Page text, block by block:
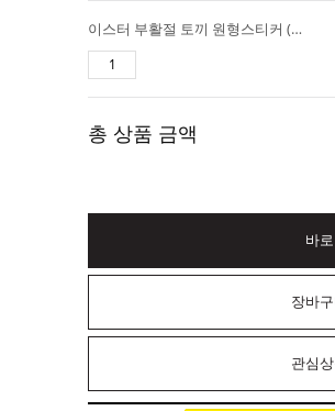
이스터 부활절 토끼 원형스티커 (혼합 40매) 계란 꾸미기 달걀데코 포장 라벨스티커
총 상품 금액
바
장바
관심